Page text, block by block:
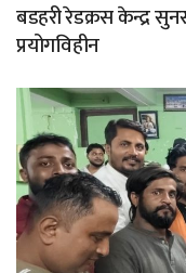
बडहरी रेडक्रस केन्द्र
प्रयोगविहीन